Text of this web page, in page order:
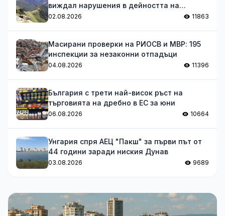
виждал нарушения в дейността на
групата
02.08.2026 11863
Масирани проверки на РИОСВ и МВР: 195
инспекции за незаконни отпадъци
04.08.2026 11396
България с трети най-висок ръст на
търговията на дребно в ЕС за юни
06.08.2026 10664
Унгария спря АЕЦ "Пакш" за първи път от
44 години заради ниския Дунав
03.08.2026 9689